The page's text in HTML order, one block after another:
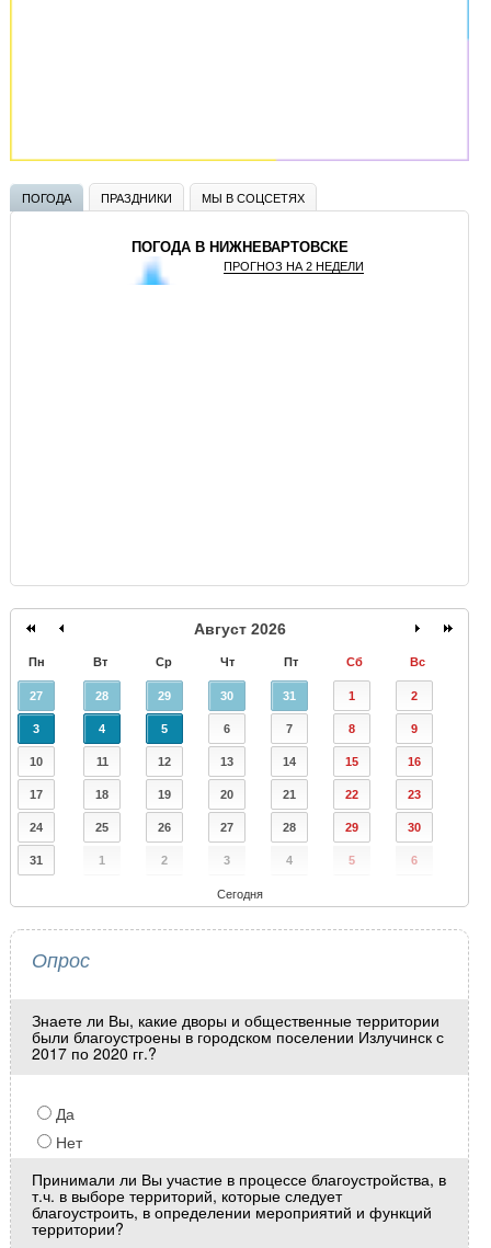
ПОГОДА ПРАЗДНИКИ МЫ В СОЦСЕТЯХ
ПОГОДА В НИЖНЕВАРТОВСКЕ
ПРОГНОЗ НА 2 НЕДЕЛИ
Август 2026
Пн Вт Ср Чт Пт Сб Вс
27 28 29 30 31 1 2
3 4 5 6 7 8 9
10 11 12 13 14 15 16
17 18 19 20 21 22 23
24 25 26 27 28 29 30
31 1 2 3 4 5 6
Сегодня
Опрос
Знаете ли Вы, какие дворы и общественные территории
были благоустроены в городском поселении Излучинск с
2017 по 2020 гг.?
Да
Нет
Принимали ли Вы участие в процессе благоустройства, в
т.ч. в выборе территорий, которые следует
благоустроить, в определении мероприятий и функций
территории?